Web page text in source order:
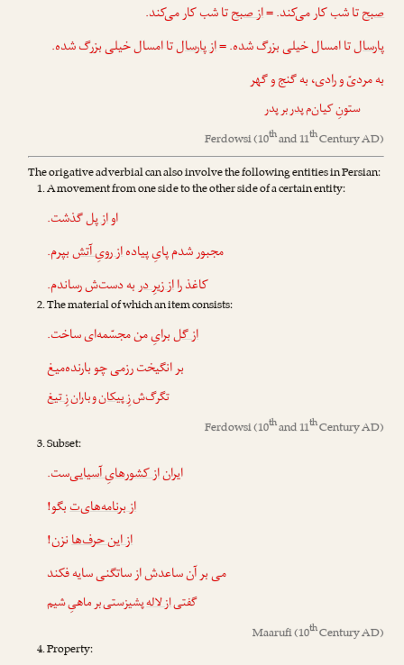
صبحتا شب کار می‌کند. =از صبحتا شب کار می‌کند.
پارسالتا امسال خیلی بزرگ شده. =از پارسالتا امسال خیلی بزرگ شده.
به مردیّ و رادی، به گنج و گهر
ستونِ کیان‌مپدربر پدر
Ferdowsi(10thand 11thCentury AD)
The origative adverbial can also involve the following entities in Persian:
A movement from one side to the other side of a certain entity:
اواز پلگذشت.
مجبور شدم پایِ پیادهاز رویِ آتشبپرم.
کاغذ رااز زیرِ دربه دست‌ش رساندم.
The material of which an item consists:
از گلبرایِ من مجسّمه‌ای ساخت.
بر انگیخت رزمی چو بارنده‌میغ
تگرگ‌شزِ پیکانو بارانزِ تیغ
Ferdowsi(10thand 11thCentury AD)
Subset:
ایراناز کشورهایِ آسیایی‌ست.
از برنامه‌های‌تبگو!
از این حرف‌هانزن!
می بر آن ساعدش از ساتگنی سایه فکند
گفتیاز لالهپشیزستی بر ماهیِ شیم
Maarufi(10thCentury AD)
Property: